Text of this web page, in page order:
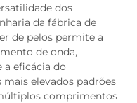
dos
da fábrica de
de pelos permite a
de onda,
eficácia do
elevados padrões
comprimentos